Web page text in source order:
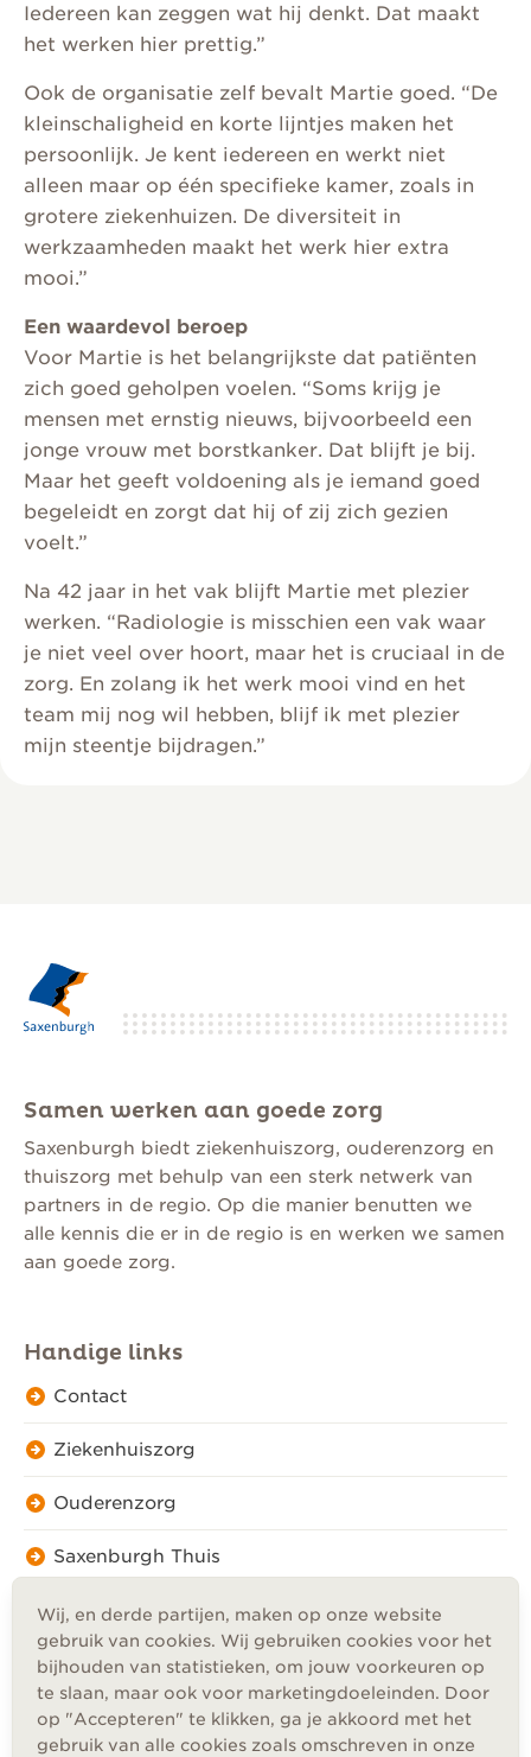
Wij, en derde partijen, maken op onze website
gebruik van cookies. Wij gebruiken cookies voor het
bijhouden van statistieken, om jouw voorkeuren op
te slaan, maar ook voor marketingdoeleinden. Door
op "Accepteren" te klikken, ga je akkoord met het
gebruik van alle cookies zoals omschreven in onze
Iedereen kan zeggen wat hij denkt. Dat maakt
het werken hier prettig.”
Ook de organisatie zelf bevalt Martie goed. “De
kleinschaligheid en korte lijntjes maken het
persoonlijk. Je kent iedereen en werkt niet
alleen maar op één specifieke kamer, zoals in
grotere ziekenhuizen. De diversiteit in
werkzaamheden maakt het werk hier extra
mooi.”
Een waardevol beroep
Voor Martie is het belangrijkste dat patiënten
zich goed geholpen voelen. “Soms krijg je
mensen met ernstig nieuws, bijvoorbeeld een
jonge vrouw met borstkanker. Dat blijft je bij.
Maar het geeft voldoening als je iemand goed
begeleidt en zorgt dat hij of zij zich gezien
voelt.”
Na 42 jaar in het vak blijft Martie met plezier
werken. “Radiologie is misschien een vak waar
je niet veel over hoort, maar het is cruciaal in de
zorg. En zolang ik het werk mooi vind en het
team mij nog wil hebben, blijf ik met plezier
mijn steentje bijdragen.”
Samen werken aan goede zorg
Saxenburgh biedt ziekenhuiszorg, ouderenzorg en
thuiszorg met behulp van een sterk netwerk van
partners in de regio. Op die manier benutten we
alle kennis die er in de regio is en werken we samen
aan goede zorg.
Handige links
Contact
Ziekenhuiszorg
Ouderenzorg
Saxenburgh Thuis
Privacy
Cookies